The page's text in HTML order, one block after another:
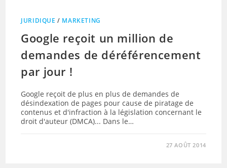
JURIDIQUE / MARKETING
Google reçoit un million de
demandes de déréférencement
par jour !
Google reçoit de plus en plus de demandes de
désindexation de pages pour cause de piratage de
contenus et d'infraction à la législation concernant le
droit d'auteur (DMCA)... Dans le…
27 AOÛT 2014